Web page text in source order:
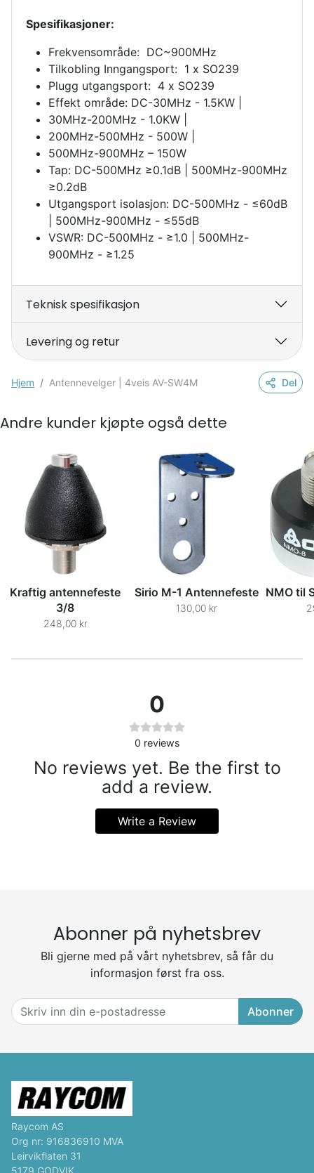
Spesifikasjoner:
Frekvensområde: DC~900MHz
Tilkobling Inngangsport: 1 x SO239
Plugg utgangsport: 4 x SO239
Effekt område: DC-30MHz - 1.5KW |
30MHz-200MHz - 1.0KW |
200MHz-500MHz - 500W |
500MHz-900MHz – 150W
Tap: DC-500MHz ≥0.1dB | 500MHz-900MHz
≥0.2dB
Utgangsport isolasjon: DC-500MHz - ≤60dB
| 500MHz-900MHz - ≤55dB
VSWR: DC-500MHz - ≥1.0 | 500MHz-
900MHz - ≥1.25
Teknisk spesifikasjon
Levering og retur
Hjem Antennevelger | 4veis AV-SW4M Del
Andre kunder kjøpte også dette
Kraftig antennefeste
3/8
248,00 kr
Sirio M-1 Antennefeste
130,00 kr
NMO til
0
0 reviews
No reviews yet. Be the first to
add a review.
Write a Review
Abonner på nyhetsbrev
Bli gjerne med på vårt nyhetsbrev, så får du
informasjon først fra oss.
Abonner
Raycom AS
Org nr: 916836910 MVA
Leirvikflaten 31
5179 GODVIK